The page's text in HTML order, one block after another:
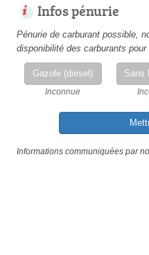
Infos pénurie
Pénurie de carburant possible,
disponibilité des carburants
Gazole (diesel)
Inconnue
Sans
Informations communiquées par